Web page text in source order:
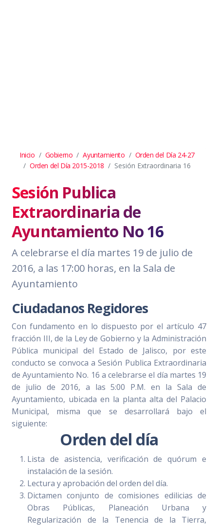
Inicio Gobierno Ayuntamiento
Orden del Día 24-27
Orden del Día 2015-2018
Sesión Extraordinaria 16
Sesión Publica
Extraordinaria de
Ayuntamiento No 16
A celebrarse el día martes 19 de julio de
2016, a las 17:00 horas, en la Sala de
Ayuntamiento
Ciudadanos Regidores
Con fundamento en lo dispuesto por el artículo 47
fracción III, de la Ley de Gobierno y la Administración
Pública municipal del Estado de Jalisco, por este
conducto se convoca a Sesión Publica Extraordinaria
de Ayuntamiento No. 16 a celebrarse el día martes 19
de julio de 2016, a las 5:00 P.M. en la Sala de
Ayuntamiento, ubicada en la planta alta del Palacio
Municipal, misma que se desarrollará bajo el
siguiente:
Orden del día
Lista de asistencia, verificación de quórum e
instalación de la sesión.
Lectura y aprobación del orden del día.
Dictamen conjunto de comisiones edilicias de
Obras Públicas, Planeación Urbana y
Regularización de la Tenencia de la Tierra,